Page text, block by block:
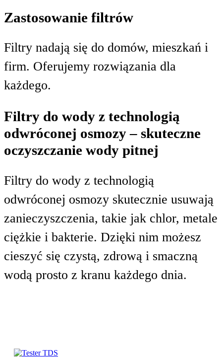
Zastosowanie filtrów
Filtry nadają się do domów, mieszkań i
firm. Oferujemy rozwiązania dla
każdego.
Filtry do wody z technologią
odwróconej osmozy – skuteczne
oczyszczanie wody pitnej
Filtry do wody z technologią
odwróconej osmozy skutecznie usuwają
zanieczyszczenia, takie jak chlor, metale
ciężkie i bakterie. Dzięki nim możesz
cieszyć się czystą, zdrową i smaczną
wodą prosto z kranu każdego dnia.